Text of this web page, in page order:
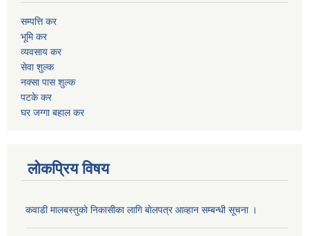
सम्पत्ति कर
भूमि कर
व्यवसाय कर
सेवा शुल्क
नक्सा पास शुल्क
पटके कर
घर जग्गा बहाल कर
लोकप्रिय विषय
कवाडी मालबस्तुकाे निकासीका लागि बाेलपत्र आव्हान सम्बन्धी सूचना ।